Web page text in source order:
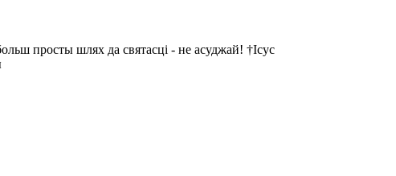
просты шлях да святасці - не асуджай! †Ісус